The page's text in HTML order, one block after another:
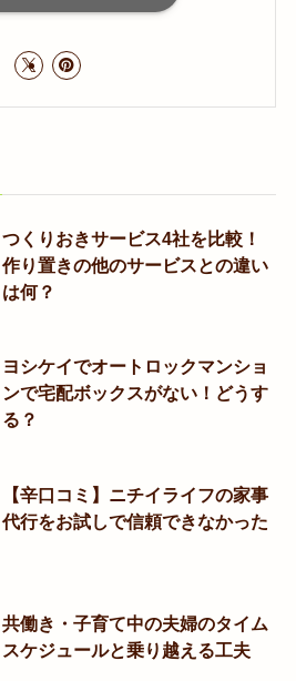
つくりおきサービス4社を比較！
作り置きの他のサービスとの違い
は何？
ヨシケイでオートロックマンショ
ンで宅配ボックスがない！どうす
る？
【辛口コミ】ニチイライフの家事
代行をお試しで信頼できなかった
共働き・子育て中の夫婦のタイム
スケジュールと乗り越える工夫